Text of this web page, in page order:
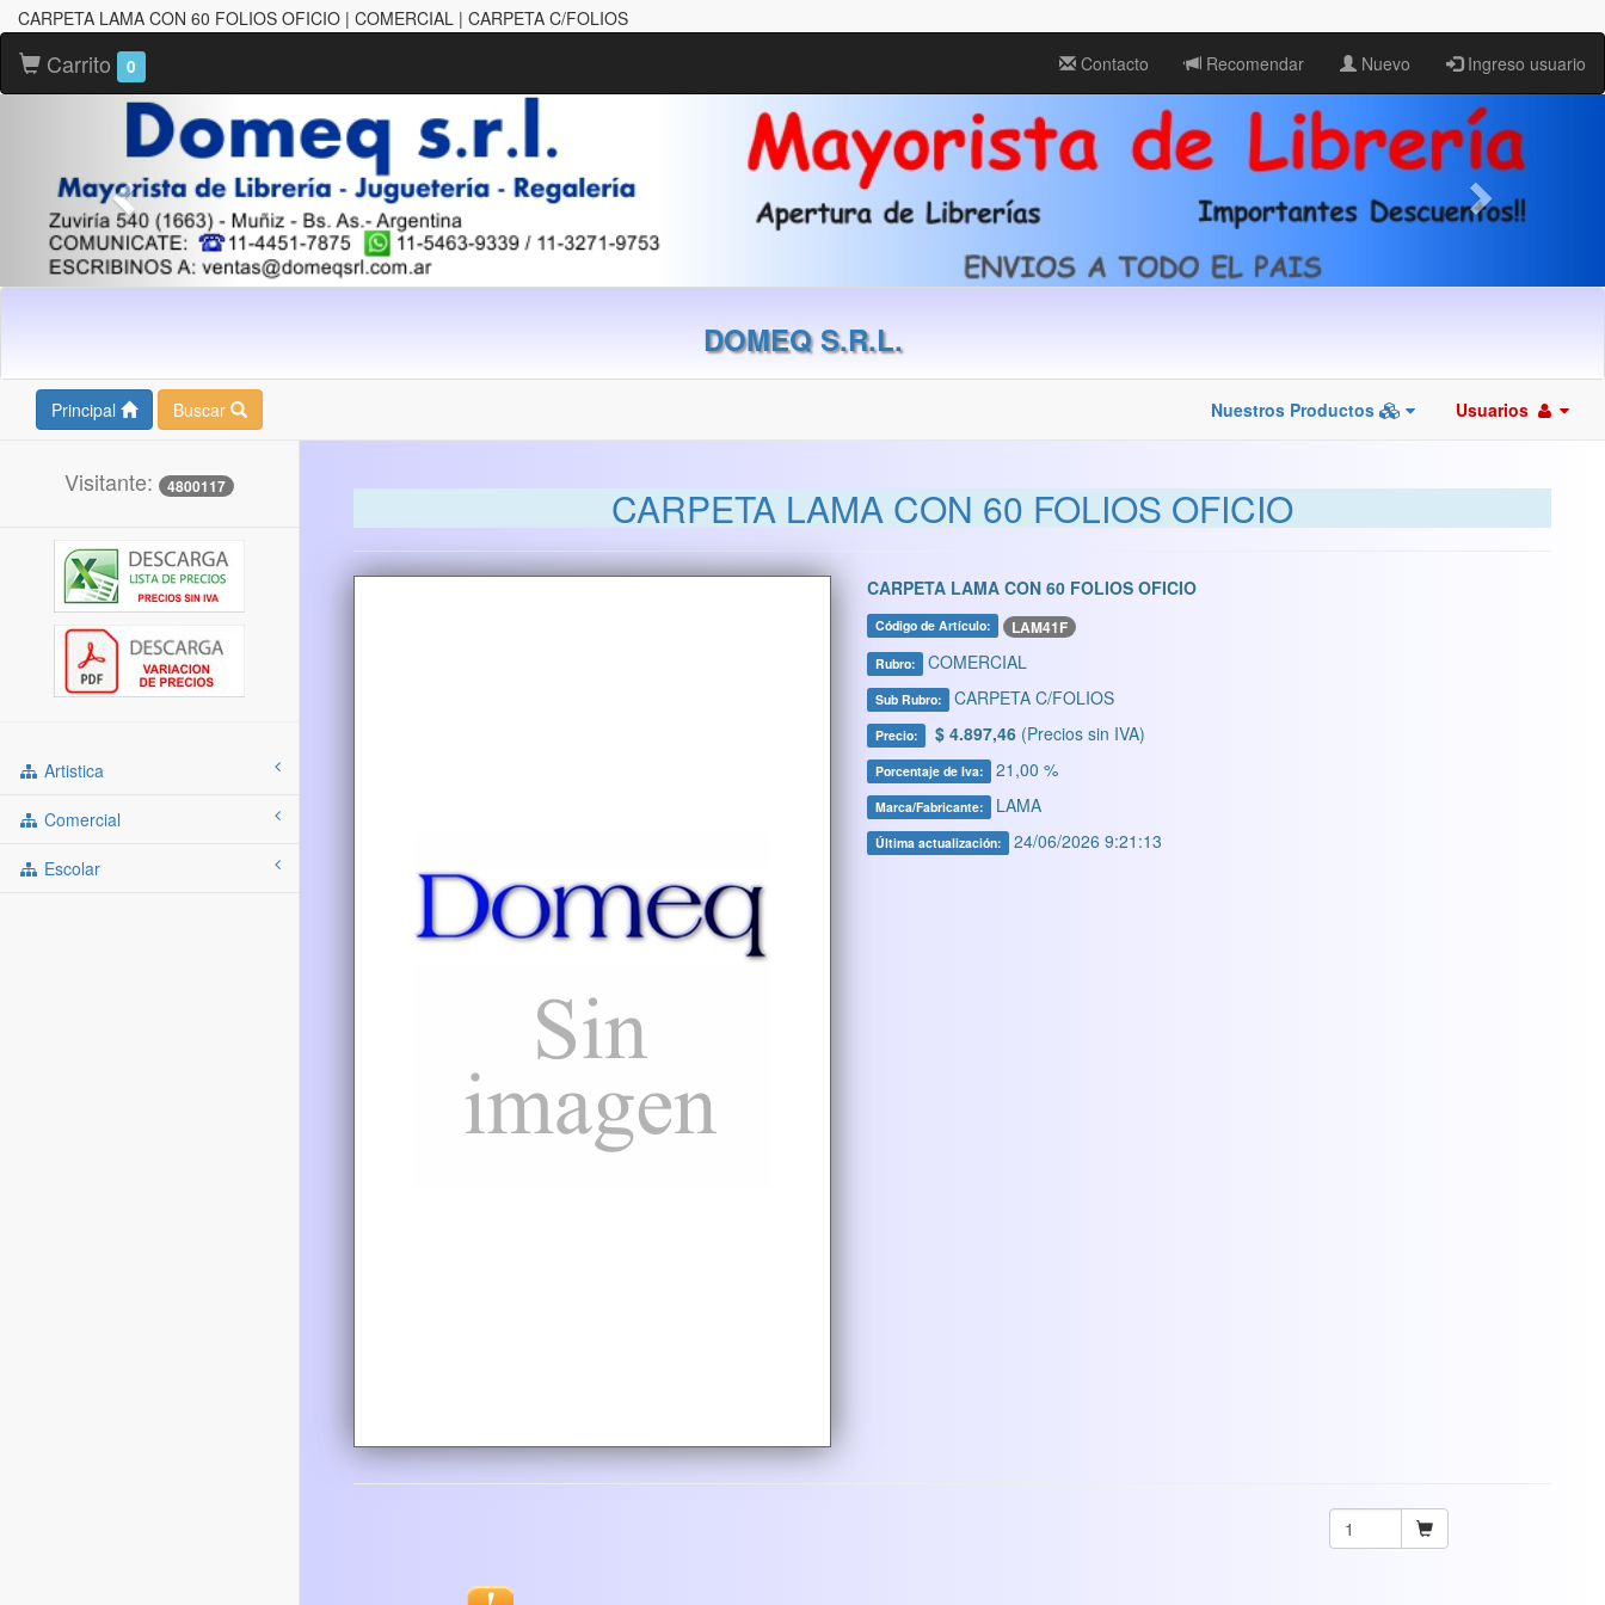
CARPETA LAMA CON 60 FOLIOS OFICIO | COMERCIAL | CARPETA C/FOLIOS
Carrito 0 Contacto Recomendar Nuevo Ingreso usuario
DOMEQ S.R.L.
Principal Buscar Nuestros Productos Usuarios
Visitante: 4800117
Artistica
Comercial
Escolar
CARPETA LAMA CON 60 FOLIOS OFICIO
CARPETA LAMA CON 60 FOLIOS OFICIO
Código de Artículo: LAM41F
Rubro: COMERCIAL
Sub Rubro: CARPETA C/FOLIOS
Precio: $ 4.897,46 (Precios sin IVA)
Porcentaje de Iva: 21,00 %
Marca/Fabricante: LAMA
Última actualización: 24/06/2026 9:21:13